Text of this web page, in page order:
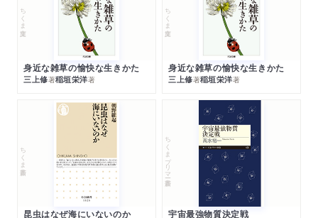
ちくま文庫
身近な雑草の愉快な生きかた
三上修著稲垣栄洋著
ちくま文庫
身近な雑草の愉快な生きかた
三上修著稲垣栄洋著
ちくま新書
昆虫はなぜ海にいないのか
ちくまプリマー新書
宇宙最強物質決定戦